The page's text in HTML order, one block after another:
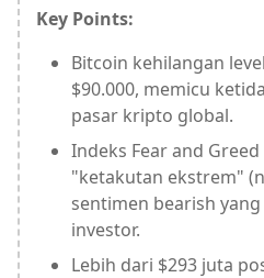
Key Points:
Bitcoin kehilangan
$90.000, memicu
pasar kripto global.
Indeks Fear and
"ketakutan ekstrem"
sentimen bearish
investor.
Lebih dari $293 juta